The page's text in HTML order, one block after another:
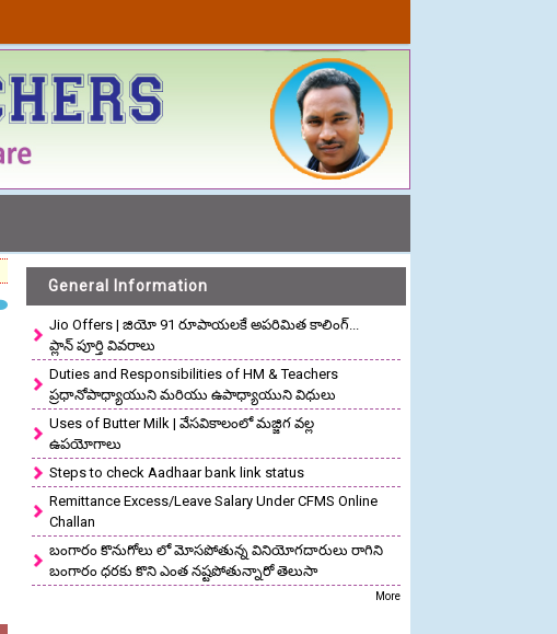
General Information
Jio Offers | జియో 91 రూపాయలకే అపరిమిత కాలింగ్...
ప్లాన్ పూర్తి వివరాలు
Duties and Responsibilities of HM & Teachers
ప్రధానోపాధ్యాయుని మరియు ఉపాధ్యాయుని విధులు
Uses of Butter Milk | వేసవికాలంలో మజ్జిగ వల్ల
ఉపయోగాలు
Steps to check Aadhaar bank link status
Remittance Excess/Leave Salary Under CFMS Online
Challan
బంగారం కొనుగోలు లో మోసపోతున్న వినియోగదారులు రాగిని
బంగారం ధరకు కొని ఎంత నష్టపోతున్నారో తెలుసా
More